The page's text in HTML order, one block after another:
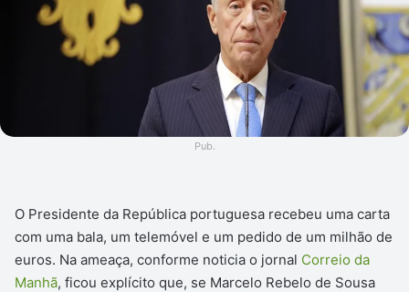
Pub.
O Presidente da República portuguesa recebeu uma carta
com uma bala, um telemóvel e um pedido de um milhão de
euros. Na ameaça, conforme noticia o jornal Correio da
Manhã, ficou explícito que, se Marcelo Rebelo de Sousa